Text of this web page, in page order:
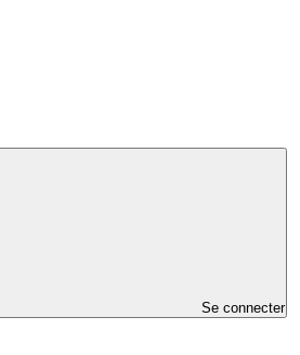
Se connecter